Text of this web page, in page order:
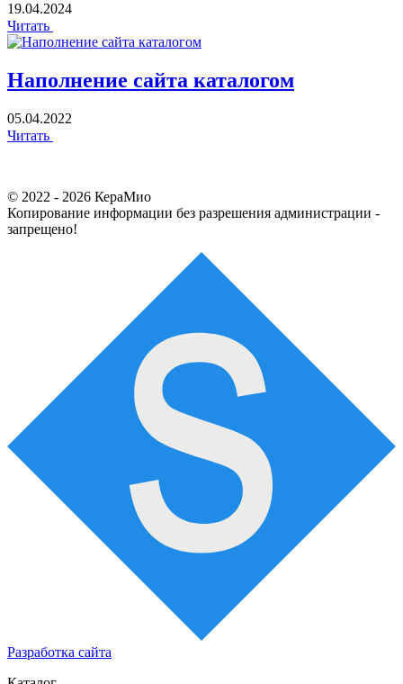
19.04.2024
Читать
Наполнение сайта каталогом
05.04.2022
Читать
© 2022 - 2026 КераМио
Копирование информации без разрешения администрации -
запрещено!
Разработка сайта